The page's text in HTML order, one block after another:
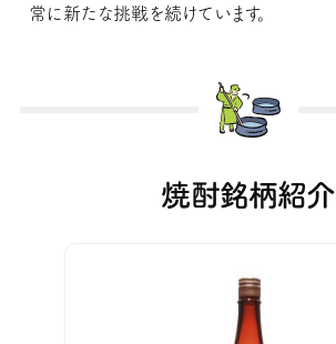
常に新たな挑戦を続けています。
焼酎銘柄紹介